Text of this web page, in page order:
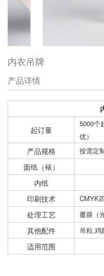
内衣吊牌
产品详情
起订量
5000个
优）
产品规格 按需定
面纸（裱）
内纸
印刷技术
CMYK
处理工艺 覆膜（
其他配件 吊粒,鸡
适用范围